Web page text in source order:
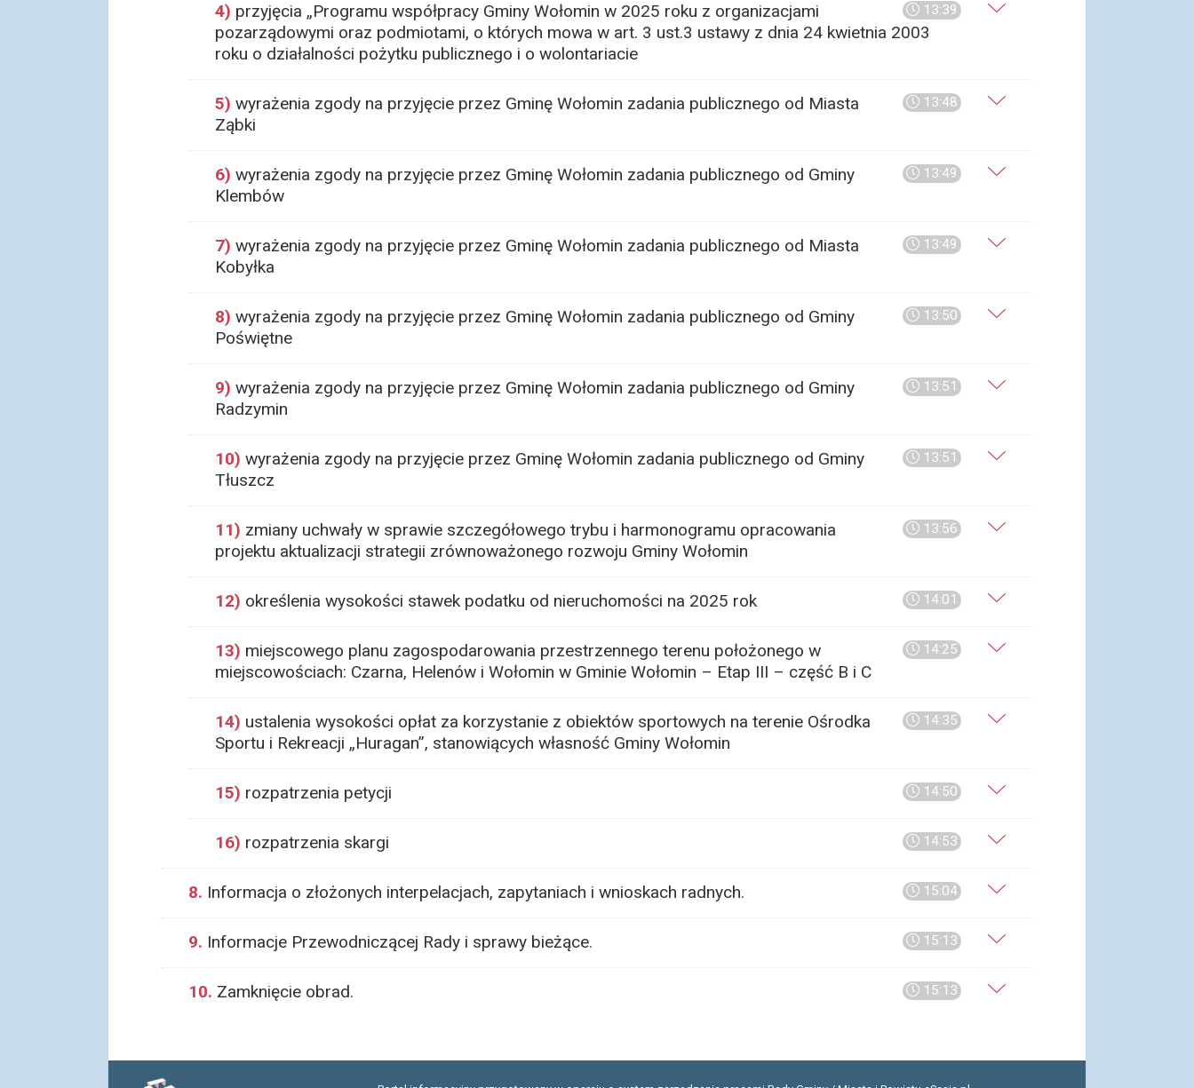
13:39
4) przyjęcia „Programu współpracy Gminy Wołomin w 2025 roku z organizacjami
pozarządowymi oraz podmiotami, o których mowa w art. 3 ust.3 ustawy z dnia 24 kwietnia 2003
roku o działalności pożytku publicznego i o wolontariacie
13:48
5) wyrażenia zgody na przyjęcie przez Gminę Wołomin zadania publicznego od Miasta
Ząbki
13:49
6) wyrażenia zgody na przyjęcie przez Gminę Wołomin zadania publicznego od Gminy
Klembów
13:49
7) wyrażenia zgody na przyjęcie przez Gminę Wołomin zadania publicznego od Miasta
Kobyłka
13:50
8) wyrażenia zgody na przyjęcie przez Gminę Wołomin zadania publicznego od Gminy
Poświętne
13:51
9) wyrażenia zgody na przyjęcie przez Gminę Wołomin zadania publicznego od Gminy
Radzymin
13:51
10) wyrażenia zgody na przyjęcie przez Gminę Wołomin zadania publicznego od Gminy
Tłuszcz
13:56
11) zmiany uchwały w sprawie szczegółowego trybu i harmonogramu opracowania
projektu aktualizacji strategii zrównoważonego rozwoju Gminy Wołomin
14:01
12) określenia wysokości stawek podatku od nieruchomości na 2025 rok
14:25
13) miejscowego planu zagospodarowania przestrzennego terenu położonego w
miejscowościach: Czarna, Helenów i Wołomin w Gminie Wołomin – Etap III – część B i C
14:35
14) ustalenia wysokości opłat za korzystanie z obiektów sportowych na terenie Ośrodka
Sportu i Rekreacji „Huragan”, stanowiących własność Gminy Wołomin
14:50
15) rozpatrzenia petycji
14:53
16) rozpatrzenia skargi
15:04
8. Informacja o złożonych interpelacjach, zapytaniach i wnioskach radnych.
15:13
9. Informacje Przewodniczącej Rady i sprawy bieżące.
15:13
10. Zamknięcie obrad.